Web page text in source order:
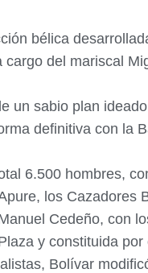
bélica
del mariscal
un sabio plan
definitiva con la
6.500 hombres,
los Cazadores
Cedeño, con
y constituida por
Bolívar